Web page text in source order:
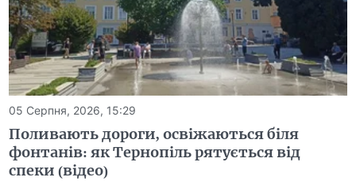
05 Серпня, 2026, 15:29
Поливають дороги, освіжаються біля
фонтанів: як Тернопіль рятується від
спеки (відео)